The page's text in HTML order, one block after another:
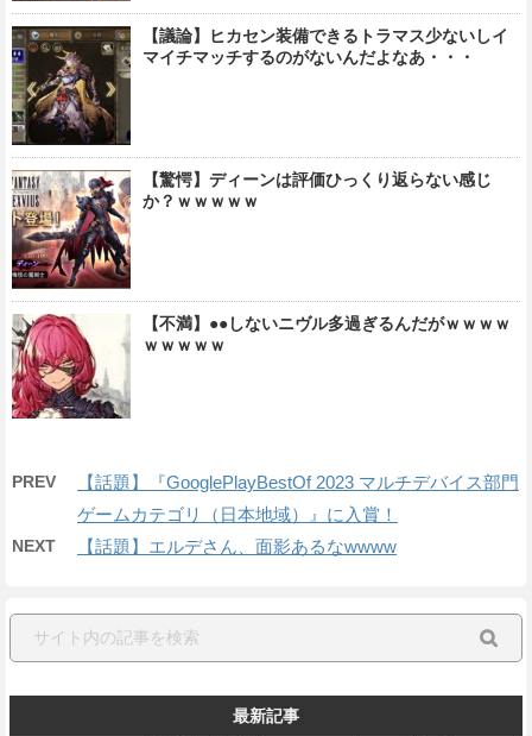
【議論】ヒカセン装備できるトラマス少ないしイ
マイチマッチするのがないんだよなあ・・・
【驚愕】ディーンは評価ひっくり返らない感じ
か？ｗｗｗｗｗ
【不満】●●しないニヴル多過ぎるんだがｗｗｗｗ
ｗｗｗｗｗ
PREV
【話題】『GooglePlayBestOf 2023 マルチデバイス部門
ゲームカテゴリ（日本地域）』に入賞！
NEXT 【話題】エルデさん、面影あるなwwww
最新記事